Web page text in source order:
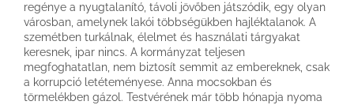
regénye a nyugtalanító, távoli jövőben játszódik, egy olyan
városban, amelynek lakói többségükben hajléktalanok. A
szemétben turkálnak, élelmet és használati tárgyakat
keresnek, ipar nincs. A kormányzat teljesen
megfoghatatlan, nem biztosít semmit az embereknek, csak
a korrupció letéteményese. Anna mocsokban és
törmelékben gázol. Testvérének már több hónapja nyoma